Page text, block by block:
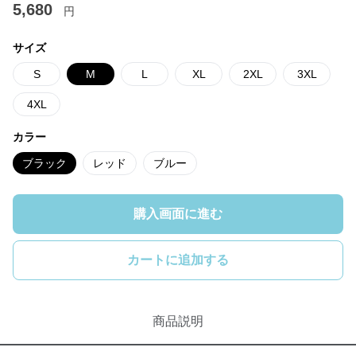
5,680 円
サイズ
S M L XL 2XL 3XL
4XL
カラー
ブラック レッド ブルー
購入画面に進む
カートに追加する
商品説明